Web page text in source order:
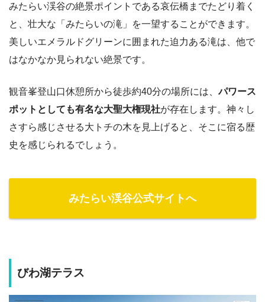
みたらい渓谷の絶景ポイントである哀伝橋までたどり着く
と、壮大な「みたらいの滝」を一望することができます。
美しいエメラルドグリーンに囲まれた迫力ある滝は、他で
はなかなか見られない絶景です。
観音峯登山口休憩所から徒歩約40分の場所には、パワース
ポットとしても有名な大聖大権現社が存在します。神々し
さすら感じさせる大トチの木を見上げると、そこに宿る歴
史を感じられるでしょう。
みたらい渓谷公式サイトへ
びわ湖テラス